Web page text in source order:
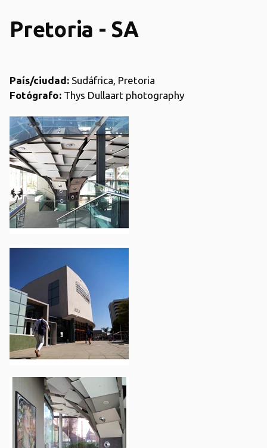
Pretoria - SA
País/ciudad: Sudáfrica, Pretoria
Fotógrafo: Thys Dullaart photography